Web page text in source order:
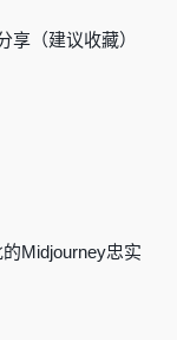
享（建议收藏）
Midjourney忠实